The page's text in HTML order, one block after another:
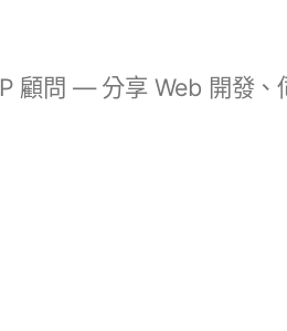
顧問 — 分享 Web 開發、